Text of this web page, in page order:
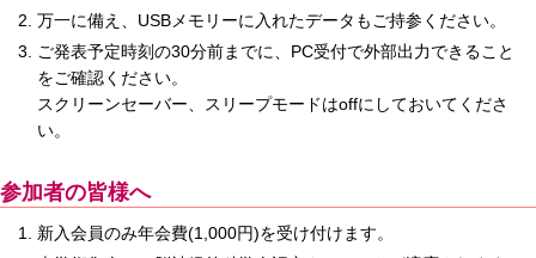
万一に備え、USBメモリーに入れたデータもご持参ください。
ご発表予定時刻の30分前までに、PC受付で外部出力できること
をご確認ください。
スクリーンセーバー、スリープモードはoffにしておいてくださ
い。
参加者の皆様へ
新入会員のみ年会費(1,000円)を受け付けます。